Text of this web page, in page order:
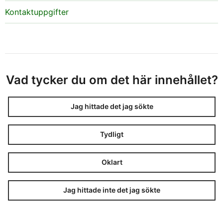
Kontaktuppgifter
Vad tycker du om det här innehållet?
Jag hittade det jag sökte
Tydligt
Oklart
Jag hittade inte det jag sökte